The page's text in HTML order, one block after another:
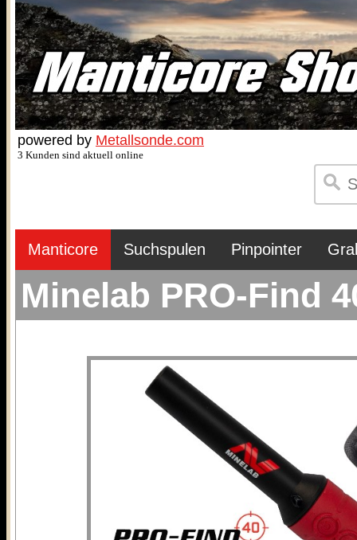
powered by Metallsonde.com
3 Kunden sind aktuell online
Manticore Suchspulen Pinpointer
Minelab PRO-Find